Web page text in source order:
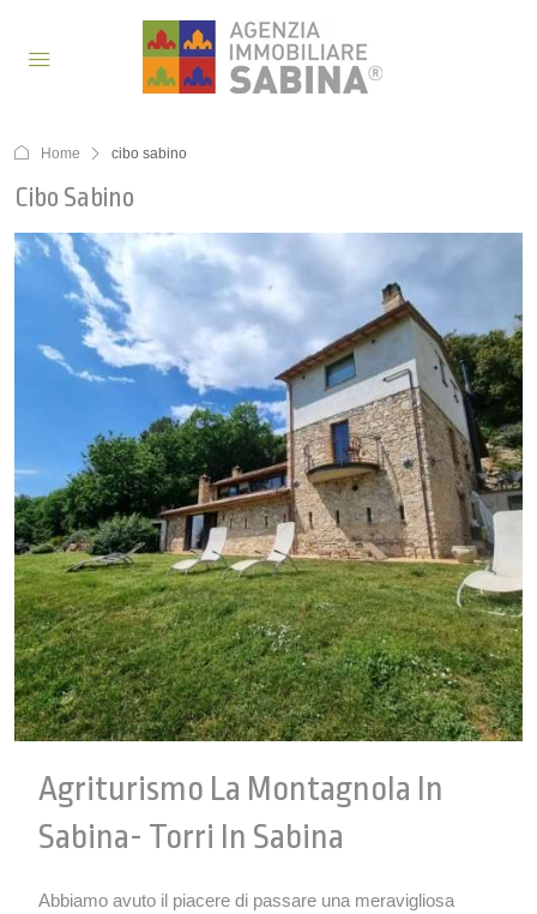
Home cibo sabino
Cibo Sabino
Agriturismo La Montagnola In
Sabina- Torri In Sabina
Abbiamo avuto il piacere di passare una meravigliosa